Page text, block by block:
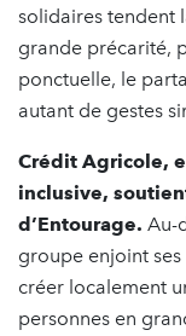
solidaires tendent
grande précarité,
ponctuelle, le
autant de gestes
Crédit Agricole,
inclusive,
d’Entourage. Au-
groupe enjoint
créer localement
personnes en